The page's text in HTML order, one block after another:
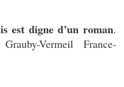
est digne d’un roman.
Vermeil France-